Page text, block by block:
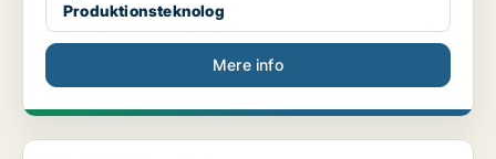
Produktionsteknolog
Mere info
Produktionsplanlægger